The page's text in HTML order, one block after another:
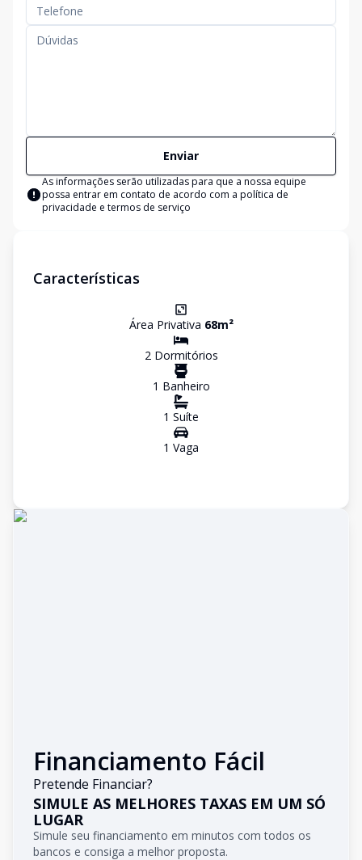
Enviar
As informações serão utilizadas para que a nossa equipe
possa entrar em contato de acordo com a política de
privacidade e termos de serviço
Características
Área Privativa 68m²
2Dormitórios
1 Banheiro
1 Suíte
1 Vaga
Financiamento Fácil
Pretende Financiar?
SIMULE AS MELHORES TAXAS EM UM SÓ
LUGAR
Simule seu financiamento em minutos com todos os
bancos e consiga a melhor proposta.